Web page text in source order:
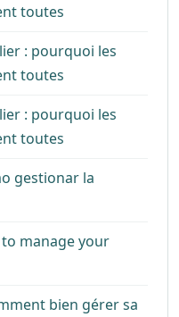
toutes
: pourquoi les
toutes
: pourquoi les
toutes
gestionar la
manage your
bien gérer sa